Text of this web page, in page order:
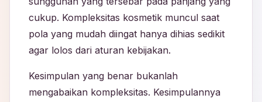
cukup. Kompleksitas kosmetik muncul saat
pola yang mudah diingat hanya dihias sedikit
agar lolos dari aturan kebijakan.
Kesimpulan yang benar bukanlah
mengabaikan kompleksitas. Kesimpulannya